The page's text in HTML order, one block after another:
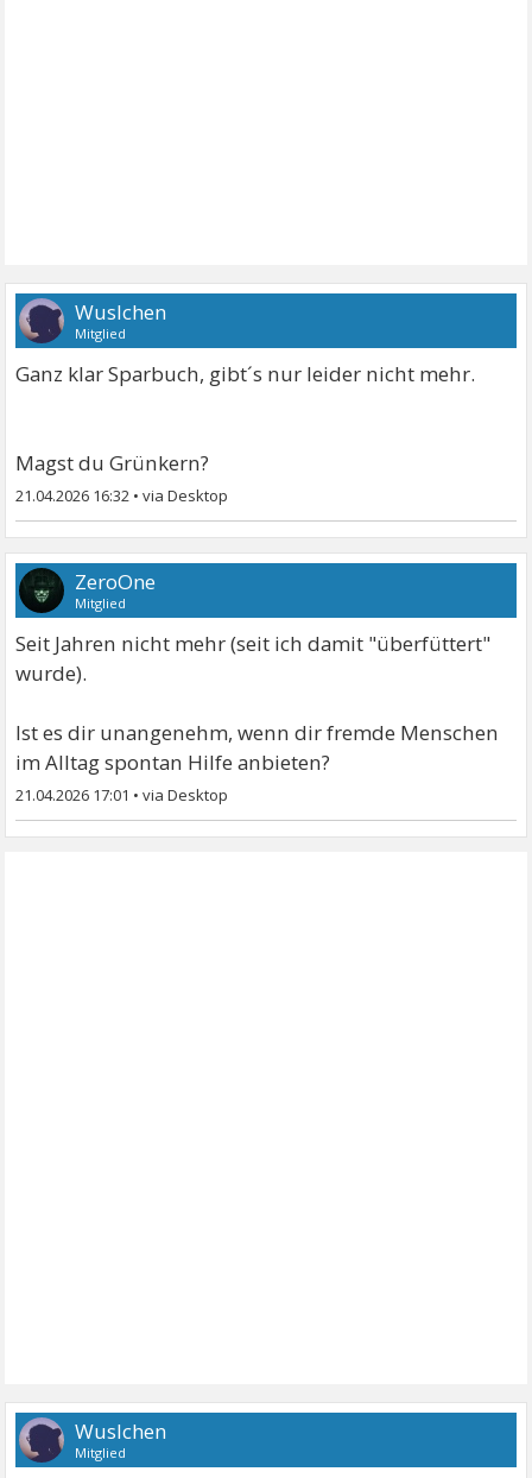
Wuslchen
Mitglied
Ganz klar Sparbuch, gibt´s nur leider nicht mehr.
Magst du Grünkern?
21.04.2026 16:32 •
ZeroOne
Mitglied
Seit Jahren nicht mehr (seit ich damit "überfüttert"
wurde).
Ist es dir unangenehm, wenn dir fremde Menschen
im Alltag spontan Hilfe anbieten?
21.04.2026 17:01 •
Wuslchen
Mitglied